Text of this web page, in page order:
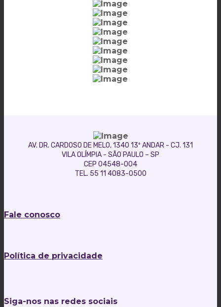
AV. DR. CARDOSO DE MELO, 1340 13º ANDAR - CJ. 131
VILA OLÍMPIA - SÃO PAULO – SP
CEP 04548-004
TEL. 55 11 4083-0500
Fale conosco
Política de privacidade
Siga-nos nas redes sociais